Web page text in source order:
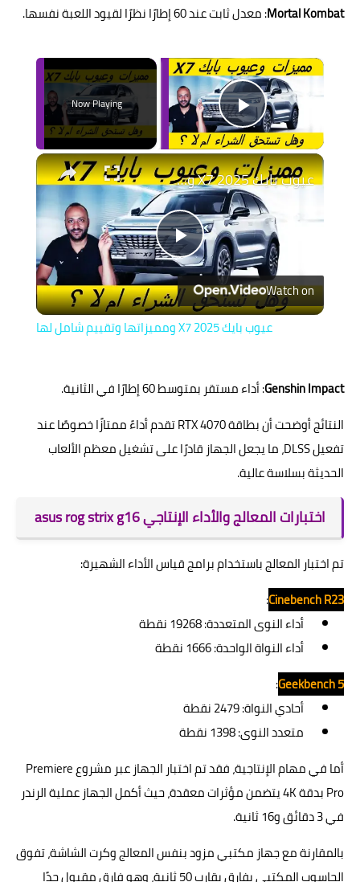
Mortal Kombat: معدل ثابت عند 60 إطارًا نظرًا لقيود اللعبة نفسها.
×
Play Video
Now Playing
Play
Video
عيوب بايك X7 2025 ومميزاتها وتقييم شامل لها
Watch on
عيوب بايك X7 2025 ومميزاتها وتقييم شامل لها
Genshin Impact: أداء مستقر بمتوسط 60 إطارًا في الثانية.
النتائج أوضحت أن بطاقة RTX 4070 تقدم أداءً ممتازًا خصوصًا عند
تفعيل DLSS، ما يجعل الجهاز قادرًا على تشغيل معظم الألعاب
الحديثة بسلاسة عالية.
اختبارات المعالج والأداء الإنتاجي asus rog strix g16
تم اختبار المعالج باستخدام برامج قياس الأداء الشهيرة:
Cinebench R23
:
أداء النوى المتعددة: 19268 نقطة
أداء النواة الواحدة: 1666 نقطة
Geekbench 5
:
أحادي النواة: 2479 نقطة
متعدد النوى: 1398 نقطة
أما في مهام الإنتاجية، فقد تم اختبار الجهاز عبر مشروع Premiere
Pro بدقة 4K يتضمن مؤثرات معقدة، حيث أكمل الجهاز عملية الرندر
في 3 دقائق و16 ثانية.
بالمقارنة مع جهاز مكتبي مزود بنفس المعالج وكرت الشاشة، تفوق
الحاسوب المكتبي بفارق يقارب 50 ثانية، وهو فارق مقبول جدًا